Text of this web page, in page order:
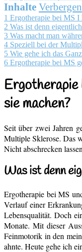
Inhalte Verbergen
1 Ergotherapie bei MS
2 Was ist denn
3 Was macht man
4 Speziell bei der
5 Wie gehe ich das
6 Ergotherapie bei MS
Ergotherapie
sie machen?
Seit über zwei Jahren
Multiple Sklerose. Das
Nicht abschrecken
Was ist denn
Ergotherapie bei MS
Verlauf einer
Lebensqualität. Doch
Monate. Mit dieser
Feinmotorik in den
ahnte. Heute gehe ich